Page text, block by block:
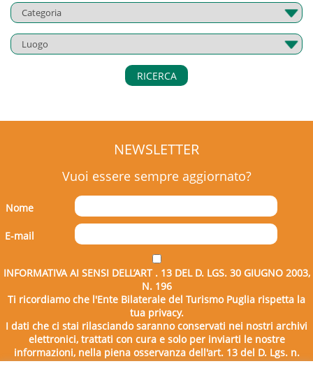
RICERCA
NEWSLETTER
Vuoi essere sempre aggiornato?
Nome
E-mail
INFORMATIVA AI SENSI DELL’ART . 13 DEL D. LGS. 30 GIUGNO 2003,
N. 196
Ti ricordiamo che l'Ente Bilaterale del Turismo Puglia rispetta la
tua privacy.
I dati che ci stai rilasciando saranno conservati nei nostri archivi
elettronici, trattati con cura e solo per inviarti le nostre
informazioni, nella piena osservanza dell'art. 13 del D. Lgs. n.
196/2003.